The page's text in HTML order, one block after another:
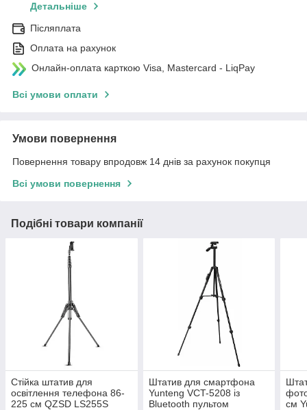
Детальніше
Післяплата
Оплата на рахунок
Онлайн-оплата карткою Visa, Mastercard - LiqPay
Всі умови оплати
Умови повернення
Повернення товару впродовж 14 днів за рахунок покупця
Всі умови повернення
Подібні товари компанії
Стійка штатив для
освітлення телефона 86-
225 см QZSD LS255S
Штатив для смартфона
Yunteng VCT-5208 із
Bluetooth пультом
см